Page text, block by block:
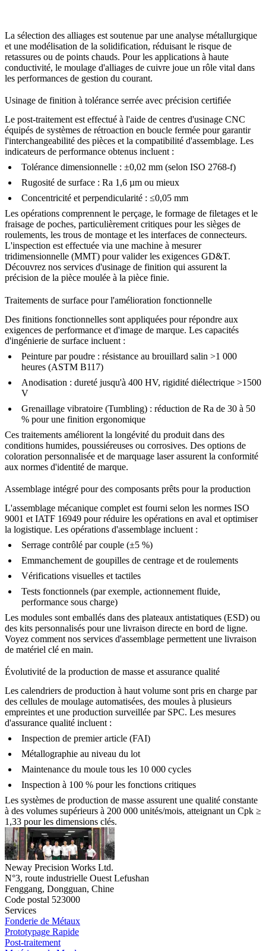
La sélection des alliages est soutenue par une analyse métallurgique
et une modélisation de la solidification, réduisant le risque de
retassures ou de points chauds. Pour les applications à haute
conductivité, le moulage d'alliages de cuivre joue un rôle vital dans
les performances de gestion du courant.
Usinage de finition à tolérance serrée avec précision certifiée
Le post-traitement est effectué à l'aide de centres d'usinage CNC
équipés de systèmes de rétroaction en boucle fermée pour garantir
l'interchangeabilité des pièces et la compatibilité d'assemblage. Les
indicateurs de performance obtenus incluent :
Tolérance dimensionnelle : ±0,02 mm (selon ISO 2768-f)
Rugosité de surface : Ra 1,6 µm ou mieux
Concentricité et perpendicularité : ≤0,05 mm
Les opérations comprennent le perçage, le formage de filetages et le
fraisage de poches, particulièrement critiques pour les sièges de
roulements, les trous de montage et les interfaces de connecteurs.
L'inspection est effectuée via une machine à mesurer
tridimensionnelle (MMT) pour valider les exigences GD&T.
Découvrez nos services d'usinage de finition qui assurent la
précision de la pièce moulée à la pièce finie.
Traitements de surface pour l'amélioration fonctionnelle
Des finitions fonctionnelles sont appliquées pour répondre aux
exigences de performance et d'image de marque. Les capacités
d'ingénierie de surface incluent :
Peinture par poudre : résistance au brouillard salin >1 000
heures (ASTM B117)
Anodisation : dureté jusqu'à 400 HV, rigidité diélectrique >1500
V
Grenaillage vibratoire (Tumbling) : réduction de Ra de 30 à 50
% pour une finition ergonomique
Ces traitements améliorent la longévité du produit dans des
conditions humides, poussiéreuses ou corrosives. Des options de
coloration personnalisée et de marquage laser assurent la conformité
aux normes d'identité de marque.
Assemblage intégré pour des composants prêts pour la production
L'assemblage mécanique complet est fourni selon les normes ISO
9001 et IATF 16949 pour réduire les opérations en aval et optimiser
la logistique. Les opérations d'assemblage incluent :
Serrage contrôlé par couple (±5 %)
Emmanchement de goupilles de centrage et de roulements
Vérifications visuelles et tactiles
Tests fonctionnels (par exemple, actionnement fluide,
performance sous charge)
Les modules sont emballés dans des plateaux antistatiques (ESD) ou
des kits personnalisés pour une livraison directe en bord de ligne.
Voyez comment nos services d'assemblage permettent une livraison
de matériel clé en main.
Évolutivité de la production de masse et assurance qualité
Les calendriers de production à haut volume sont pris en charge par
des cellules de moulage automatisées, des moules à plusieurs
empreintes et une production surveillée par SPC. Les mesures
d'assurance qualité incluent :
Inspection de premier article (FAI)
Métallographie au niveau du lot
Maintenance du moule tous les 10 000 cycles
Inspection à 100 % pour les fonctions critiques
Les systèmes de production de masse assurent une qualité constante
à des volumes supérieurs à 200 000 unités/mois, atteignant un Cpk ≥
1,33 pour les dimensions clés.
Neway Precision Works Ltd.
N°3, route industrielle Ouest Lefushan
Fenggang, Dongguan, Chine
Code postal 523000
Services
Fonderie de Métaux
Prototypage Rapide
Post-traitement